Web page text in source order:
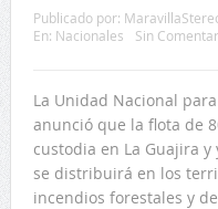
Publicado por:
En: Nacionales
Sin
La Unidad Nacional
anunció que la flota de
custodia en La Guajira
se distribuirá en los
incendios forestales y